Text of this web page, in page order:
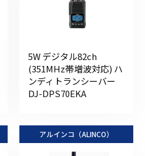
5W デジタル82ch
(351MHz帯増波対応) ハ
ンディトランシーバー
DJ-DPS70EKA
アルインコ（ALINCO）